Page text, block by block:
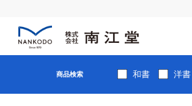
商品検索 和書 洋書